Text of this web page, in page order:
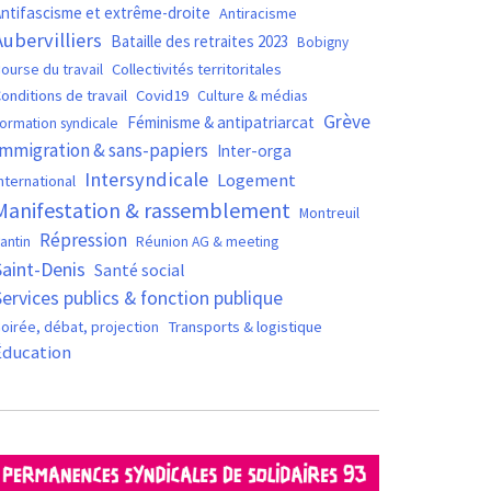
et extrême-droite Antiracisme
Bataille des retraites 2023 Bobigny
du travail Collectivités territoritales
de travail Covid19 Culture & médias
syndicale Féminisme & antipatriarcat Grève
& sans-papiers Inter-orga
Intersyndicale Logement
& rassemblement Montreuil
Répression Réunion AG & meeting
Denis Santé social
publics & fonction publique
débat, projection Transports & logistique